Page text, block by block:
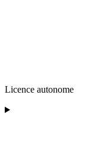
Licence autonome